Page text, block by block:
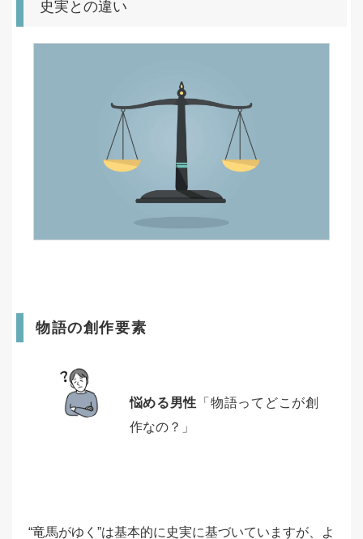
史実との違い
物語の創作要素
悩める男性 「物語ってどこが創
作なの？」
“竜馬がゆく”は基本的に史実に基づいていますが、よ